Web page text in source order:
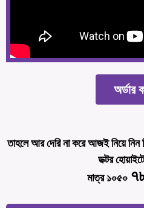
অর্ডার
তাহলে আর দেরি না করে আজই নিয়ে নিন
ডক্টর
মাত্র১০৫০